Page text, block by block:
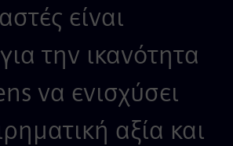
είναι
την ικανότητα
να ενισχύσει
αξία και